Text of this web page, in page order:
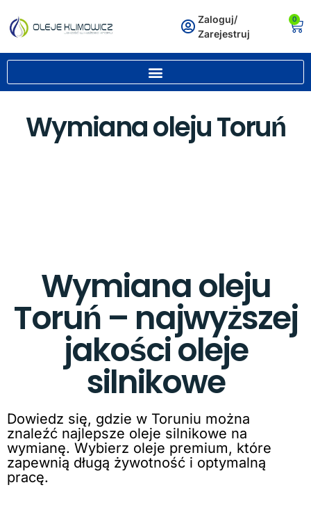
Zaloguj/
Zarejestruj
0
Wymiana oleju Toruń
Wymiana oleju
Toruń – najwyższej
jakości oleje
silnikowe
Dowiedz się, gdzie w Toruniu można
znaleźć najlepsze oleje silnikowe na
wymianę. Wybierz oleje premium, które
zapewnią długą żywotność i optymalną
pracę.